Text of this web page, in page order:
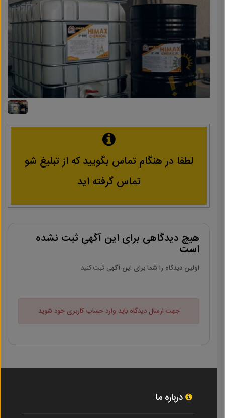
لطفا در هنگام تماس بگویید که از تبلیغ شو
تماس گرفته اید
هیچ دیدگاهی برای این آگهی ثبت نشده
است
اولین دیدگاه را شما برای این آگهی ثبت کنید
جهت ارسال دیدگاه باید وارد حساب کاربری خود شوید
درباره ما